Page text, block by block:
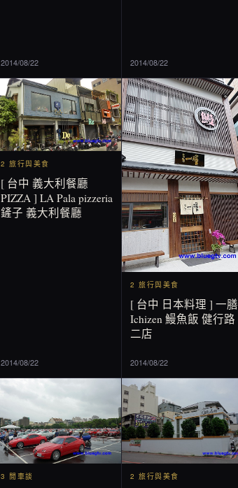
2014/08/22 2014/08/22
2 旅行與美食
[ 台中 義大利餐廳
PIZZA ] LA Pala pizzeria
鏟子 義大利餐廳
2014/08/22
2 旅行與美食
[ 台中 日本料理 ] 一膳
Ichizen 鰻魚飯 健行路
二店
2014/08/22
3 閒車談 2 旅行與美食